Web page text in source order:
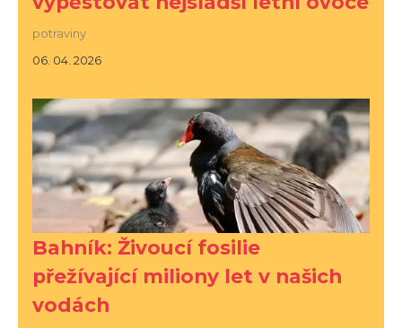
potraviny
06. 04. 2026
Bahník: Živoucí fosilie
přežívající miliony let v našich
vodách